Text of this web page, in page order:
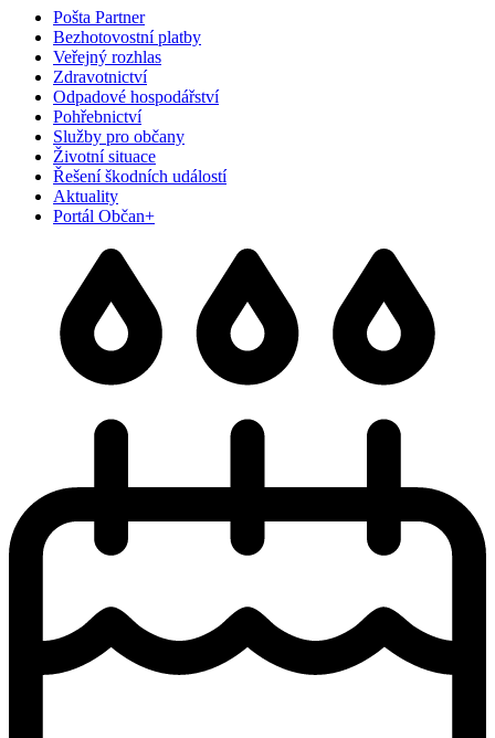
Pošta Partner
Bezhotovostní platby
Veřejný rozhlas
Zdravotnictví
Odpadové hospodářství
Pohřebnictví
Služby pro občany
Životní situace
Řešení škodních událostí
Aktuality
Portál Občan+